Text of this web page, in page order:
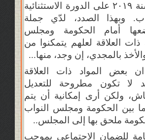
الاجتماعي لسنة ٢٠١٩ على الدورة الاستثنائية
وبهذا الصدد، لدّي جملة
أمام الحكومة ومجلس
ذات العلاقة لعلهم يتمكنوا من
والأخذ بالمجدي، إن وجد، منها...
بعض المواد ذات العلاقة
لا تكون مطروحة للتعديل
ولكن أرى إمكانية أن يتم
ما بين الحكومة ومجلس النواب
ملحق بها إلى المجلس..
للضمان الاجتماعي بموجب